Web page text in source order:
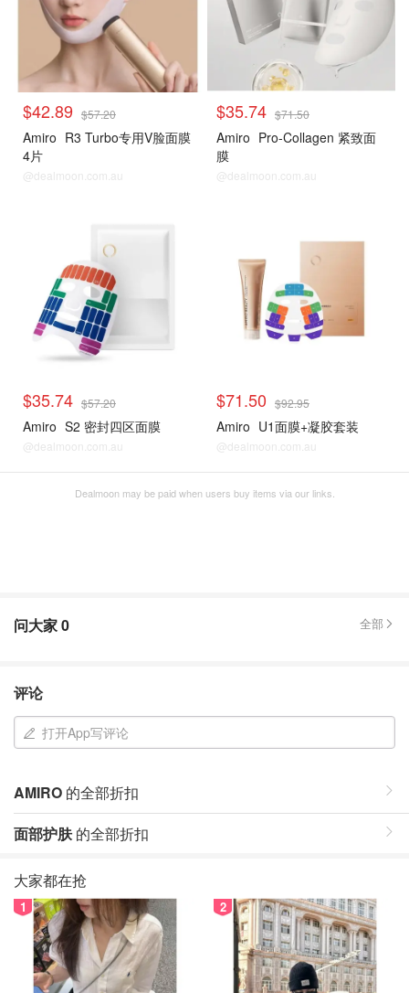
$42.89 $57.20
Amiro R3 Turbo专用V脸面膜
4片
@dealmoon.com.au
$35.74 $71.50
Amiro Pro-Collagen 紧致面
膜
@dealmoon.com.au
$35.74 $57.20
Amiro S2 密封四区面膜
@dealmoon.com.au
$71.50 $92.95
Amiro U1面膜+凝胶套装
@dealmoon.com.au
Dealmoon may be paid when users buy items via our links.
问大家0 全部
评论
打开App写评论
AMIRO 的全部折扣
面部护肤的全部折扣
大家都在抢
1 2